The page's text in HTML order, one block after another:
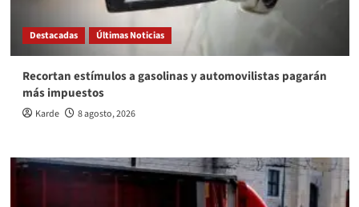
Destacadas Últimas Noticias
Recortan estímulos a gasolinas y automovilistas pagarán
más impuestos
Karde 8 agosto, 2026